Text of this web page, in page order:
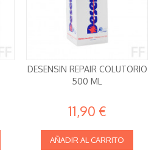
DESENSIN REPAIR COLUTORIO
500 ML
11,90 €
AÑADIR AL CARRITO